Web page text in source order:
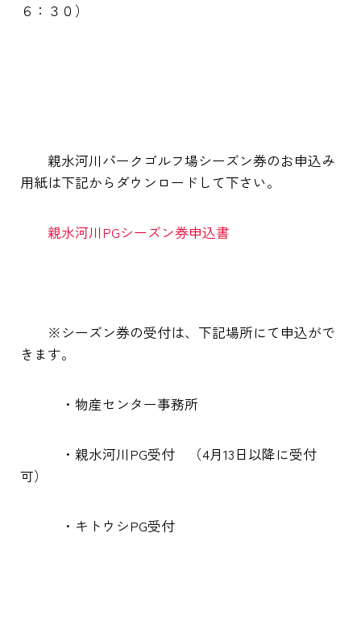
６：３０）
親水河川パークゴルフ場シーズン券のお申込み
用紙は下記からダウンロードして下さい。
親水河川PGシーズン券申込書
※シーズン券の受付は、下記場所にて申込がで
きます。
・物産センター事務所
・親水河川PG受付 （4月13日以降に受付
可）
・キトウシPG受付